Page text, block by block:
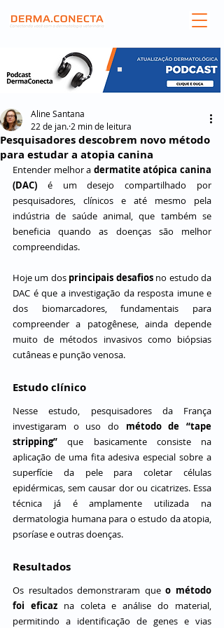
Pesquisadores descobrem novo método
para estudar a atopia canina
Aline Santana
22 de jan. 2 min de leitura
Entender melhor a dermatite atópica canina
(DAC) é um desejo compartilhado por
pesquisadores, clínicos e até mesmo pela
indústria de saúde animal, que também se
beneficia quando as doenças são melhor
compreendidas.
Hoje um dos principais desafios no estudo da
DAC é que a investigação da resposta imune e
dos biomarcadores, fundamentais para
compreender a patogênese, ainda depende
muito de métodos invasivos como biópsias
cutâneas e punção venosa.
Estudo clínico
Nesse estudo, pesquisadores da França
investigaram o uso do método de “tape
stripping” que basicamente consiste na
aplicação de uma fita adesiva especial sobre a
superfície da pele para coletar células
epidérmicas, sem causar dor ou cicatrizes. Essa
técnica já é amplamente utilizada na
dermatologia humana para o estudo da atopia,
psoríase e outras doenças.
Resultados
Os resultados demonstraram que o método
foi eficaz na coleta e análise do material,
permitindo a identificação de genes e vias